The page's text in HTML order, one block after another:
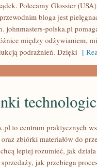
Polecamy Glossier
bloga jest
johnmasters-polska.pl
między odżywianiem,
podrażnień. Dzięki [
to centrum praktycznych
zbiórki materiałów do
lepiej rozumieć, jak
jak przebiega